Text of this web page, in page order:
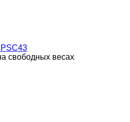
свободных весах